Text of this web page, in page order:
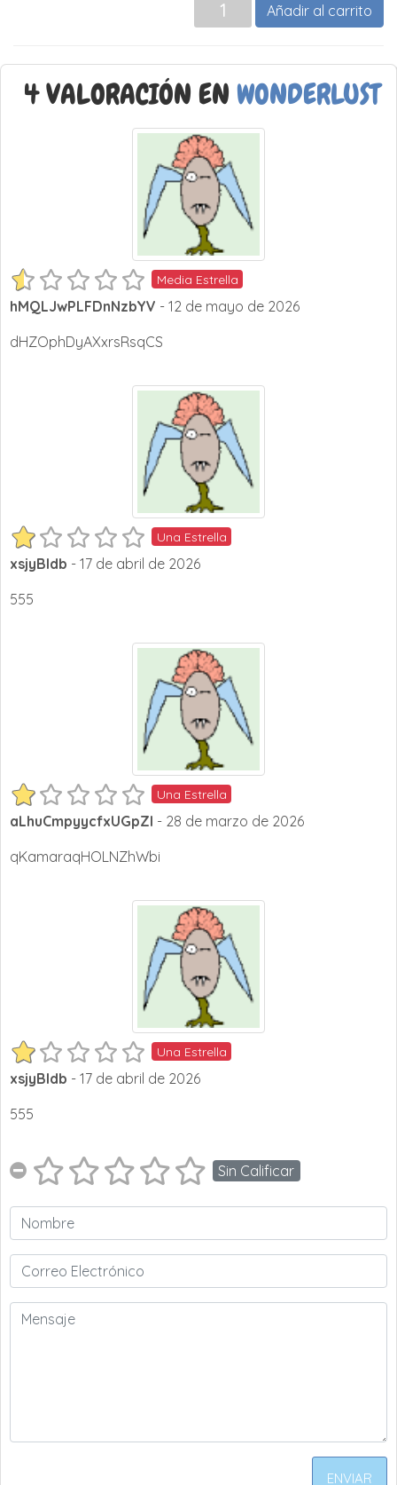
Añadir al carrito
4 VALORACIÓN ENWONDERLUST
Media Estrella
hMQLJwPLFDnNzbYV - 12 de mayo de 2026
dHZOphDyAXxrsRsqCS
Una Estrella
xsjyBldb - 17 de abril de 2026
555
Una Estrella
aLhuCmpyycfxUGpZI - 28 de marzo de 2026
qKamaraqHOLNZhWbi
Una Estrella
xsjyBldb - 17 de abril de 2026
555
Sin Calificar
ENVIAR